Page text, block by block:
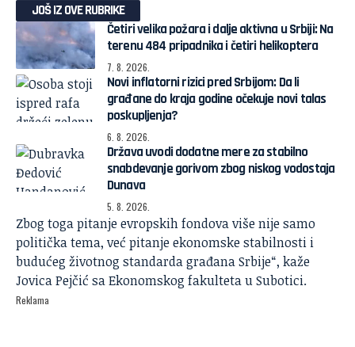
JOŠ IZ OVE RUBRIKE
Četiri velika požara i dalje aktivna u Srbiji: Na
terenu 484 pripadnika i četiri helikoptera
7. 8. 2026.
Novi inflatorni rizici pred Srbijom: Da li
građane do kraja godine očekuje novi talas
poskupljenja?
6. 8. 2026.
Država uvodi dodatne mere za stabilno
snabdevanje gorivom zbog niskog vodostaja
Dunava
5. 8. 2026.
Zbog toga pitanje evropskih fondova više nije samo
politička tema, već pitanje ekonomske stabilnosti i
budućeg životnog standarda građana Srbije“, kaže
Jovica Pejčić sa Ekonomskog fakulteta u Subotici.
Reklama